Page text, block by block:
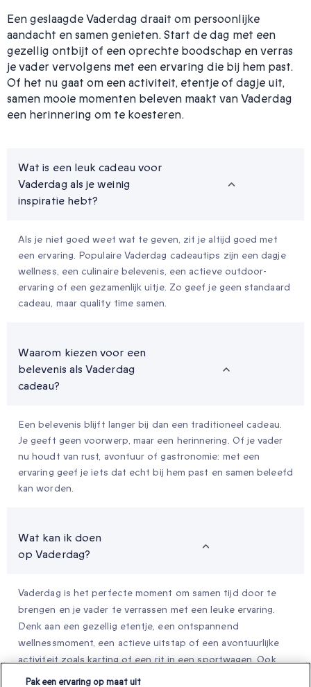
Een geslaagde Vaderdag draait om persoonlijke
aandacht en samen genieten. Start de dag met een
gezellig ontbijt of een oprechte boodschap en verras
je vader vervolgens met een ervaring die bij hem past.
Of het nu gaat om een activiteit, etentje of dagje uit,
samen mooie momenten beleven maakt van Vaderdag
een herinnering om te koesteren.
Wat is een leuk cadeau voor
Vaderdag als je weinig
inspiratie hebt?
Als je niet goed weet wat te geven, zit je altijd goed met
een ervaring. Populaire Vaderdag cadeautips zijn een dagje
wellness, een culinaire belevenis, een actieve outdoor-
ervaring of een gezamenlijk uitje. Zo geef je geen standaard
cadeau, maar quality time samen.
Waarom kiezen voor een
belevenis als Vaderdag
cadeau?
Een belevenis blijft langer bij dan een traditioneel cadeau.
Je geeft geen voorwerp, maar een herinnering. Of je vader
nu houdt van rust, avontuur of gastronomie: met een
ervaring geef je iets dat echt bij hem past en samen beleefd
kan worden.
Wat kan ik doen
op Vaderdag?
Vaderdag is het perfecte moment om samen tijd door te
brengen en je vader te verrassen met een leuke ervaring.
Denk aan een gezellig etentje, een ontspannend
wellnessmoment, een actieve uitstap of een avontuurlijke
activiteit zoals karting of een rit in een sportwagen. Ook
een citytrip, wijn- of bierproeverij of een overnachting met
Pak een ervaring op maat uit